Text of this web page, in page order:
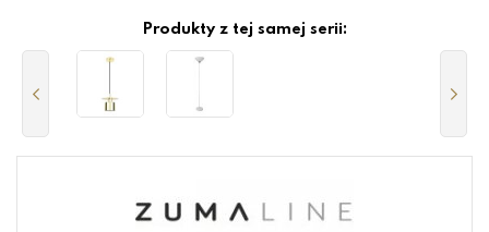
Produkty z tej samej serii: